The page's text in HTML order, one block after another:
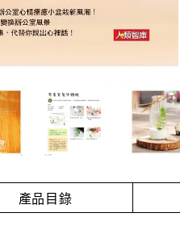
產品目錄